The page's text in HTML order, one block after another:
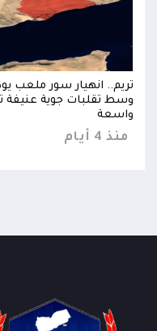
تريم.. انهيار سور ملعب
وسط تقلبات جوية عنيفة
واسعة
منذ 4 أيام